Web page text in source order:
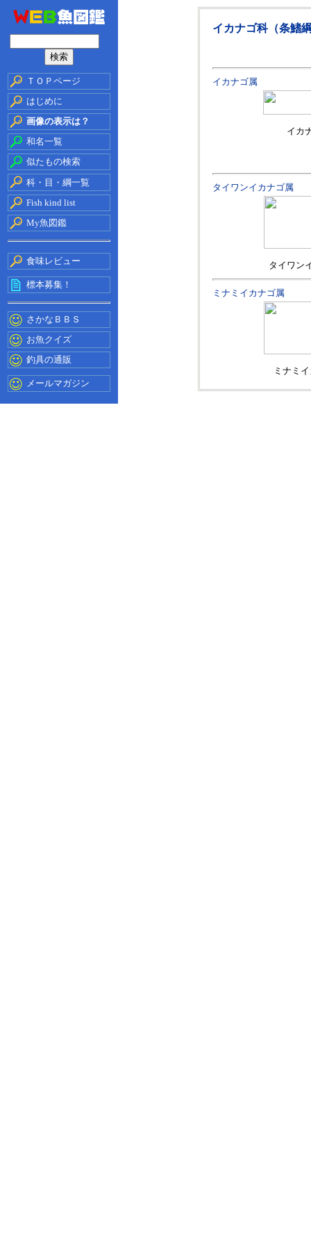
ＴＯＰページ
はじめに
画像の表示は？
和名一覧
似たもの検索
科・目・綱一覧
Fish kind list
My魚図鑑
食味レビュー
標本募集！
さかなＢＢＳ
お魚クイズ
釣具の通販
メールマガジン
イカナゴ科（条鰭
イカナゴ属
イカ
タイワンイカナゴ属
タイワン
ミナミイカナゴ属
ミナミ